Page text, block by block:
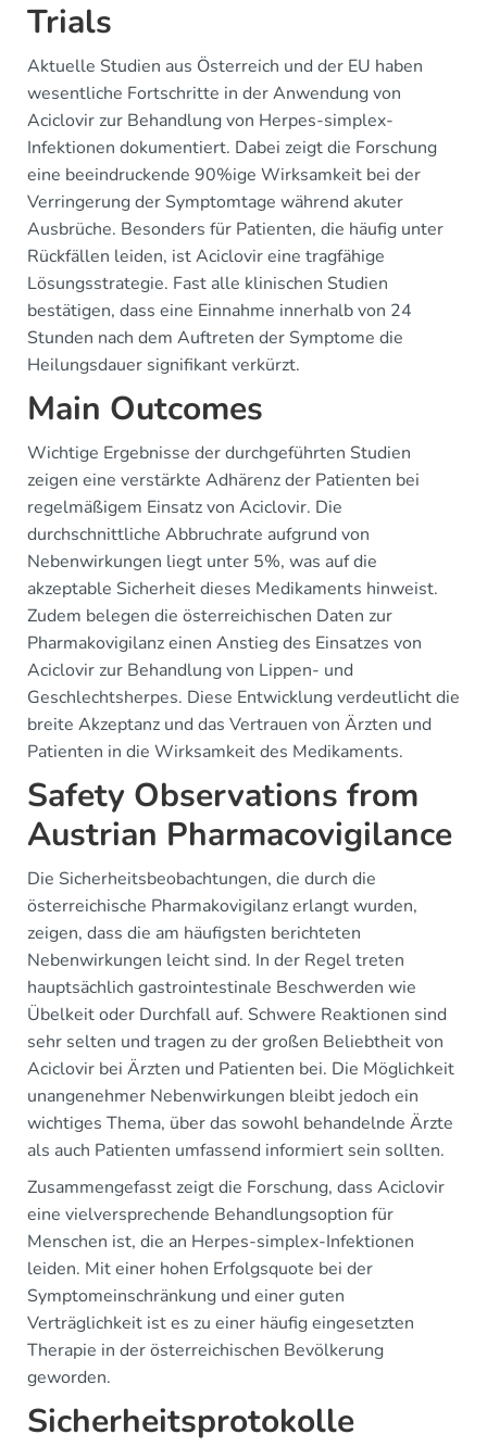
Trials
Aktuelle Studien aus Österreich und der EU haben
wesentliche Fortschritte in der Anwendung von
Aciclovir zur Behandlung von Herpes-simplex-
Infektionen dokumentiert. Dabei zeigt die Forschung
eine beeindruckende 90%ige Wirksamkeit bei der
Verringerung der Symptomtage während akuter
Ausbrüche. Besonders für Patienten, die häufig unter
Rückfällen leiden, ist Aciclovir eine tragfähige
Lösungsstrategie. Fast alle klinischen Studien
bestätigen, dass eine Einnahme innerhalb von 24
Stunden nach dem Auftreten der Symptome die
Heilungsdauer signifikant verkürzt.
Main Outcomes
Wichtige Ergebnisse der durchgeführten Studien
zeigen eine verstärkte Adhärenz der Patienten bei
regelmäßigem Einsatz von Aciclovir. Die
durchschnittliche Abbruchrate aufgrund von
Nebenwirkungen liegt unter 5%, was auf die
akzeptable Sicherheit dieses Medikaments hinweist.
Zudem belegen die österreichischen Daten zur
Pharmakovigilanz einen Anstieg des Einsatzes von
Aciclovir zur Behandlung von Lippen- und
Geschlechtsherpes. Diese Entwicklung verdeutlicht die
breite Akzeptanz und das Vertrauen von Ärzten und
Patienten in die Wirksamkeit des Medikaments.
Safety Observations from
Austrian Pharmacovigilance
Die Sicherheitsbeobachtungen, die durch die
österreichische Pharmakovigilanz erlangt wurden,
zeigen, dass die am häufigsten berichteten
Nebenwirkungen leicht sind. In der Regel treten
hauptsächlich gastrointestinale Beschwerden wie
Übelkeit oder Durchfall auf. Schwere Reaktionen sind
sehr selten und tragen zu der großen Beliebtheit von
Aciclovir bei Ärzten und Patienten bei. Die Möglichkeit
unangenehmer Nebenwirkungen bleibt jedoch ein
wichtiges Thema, über das sowohl behandelnde Ärzte
als auch Patienten umfassend informiert sein sollten.
Zusammengefasst zeigt die Forschung, dass Aciclovir
eine vielversprechende Behandlungsoption für
Menschen ist, die an Herpes-simplex-Infektionen
leiden. Mit einer hohen Erfolgsquote bei der
Symptomeinschränkung und einer guten
Verträglichkeit ist es zu einer häufig eingesetzten
Therapie in der österreichischen Bevölkerung
geworden.
Sicherheitsprotokolle